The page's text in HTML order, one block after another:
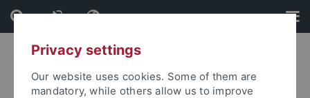
Skip
to
content
Skip
to
footerPrivacy settings
Our website uses cookies. Some of them are
mandatory, while others allow us to improve